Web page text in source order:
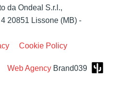
da Ondeal S.r.l.,
20851 Lissone (MB) -
Cookie Policy
Web Agency Brand039